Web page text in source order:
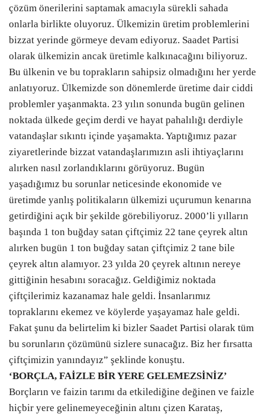
çözüm önerilerini saptamak amacıyla sürekli sahada
onlarla birlikte oluyoruz. Ülkemizin üretim problemlerini
bizzat yerinde görmeye devam ediyoruz. Saadet Partisi
olarak ülkemizin ancak üretimle kalkınacağını biliyoruz.
Bu ülkenin ve bu toprakların sahipsiz olmadığını her yerde
anlatıyoruz. Ülkemizde son dönemlerde üretime dair ciddi
problemler yaşanmakta. 23 yılın sonunda bugün gelinen
noktada ülkede geçim derdi ve hayat pahalılığı derdiyle
vatandaşlar sıkıntı içinde yaşamakta. Yaptığımız pazar
ziyaretlerinde bizzat vatandaşlarımızın asli ihtiyaçlarını
alırken nasıl zorlandıklarını görüyoruz. Bugün
yaşadığımız bu sorunlar neticesinde ekonomide ve
üretimde yanlış politikaların ülkemizi uçurumun kenarına
getirdiğini açık bir şekilde görebiliyoruz. 2000’li yılların
başında 1 ton buğday satan çiftçimiz 22 tane çeyrek altın
alırken bugün 1 ton buğday satan çiftçimiz 2 tane bile
çeyrek altın alamıyor. 23 yılda 20 çeyrek altının nereye
gittiğinin hesabını soracağız. Geldiğimiz noktada
çiftçilerimiz kazanamaz hale geldi. İnsanlarımız
topraklarını ekemez ve köylerde yaşayamaz hale geldi.
Fakat şunu da belirtelim ki bizler Saadet Partisi olarak tüm
bu sorunların çözümünü sizlere sunacağız. Biz her fırsatta
çiftçimizin yanındayız” şeklinde konuştu.
‘BORÇLA, FAİZLE BİR YERE GELEMEZSİNİZ’
Borçların ve faizin tarımı da etkilediğine değinen ve faizle
hiçbir yere gelinemeyeceğinin altını çizen Karataş,